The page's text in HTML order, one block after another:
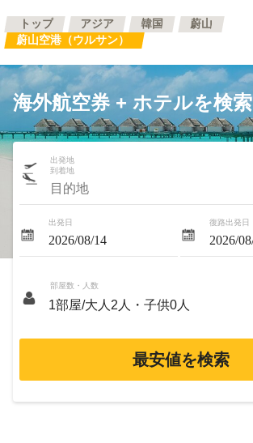
トップ アジア 韓国
蔚山
蔚山空港（ウルサン）
海外航空券 + ホテルを検索
出発地
到着地
出発日 復路出発日
部屋数・人数
最安値を検索